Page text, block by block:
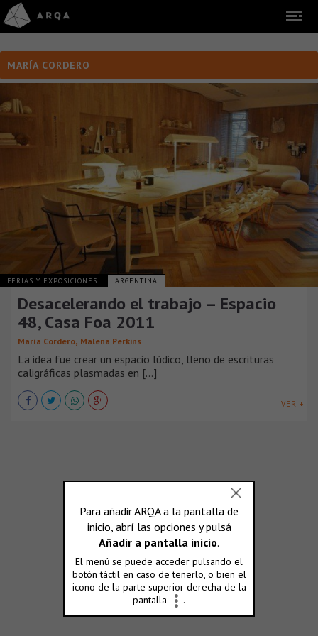
MARÍA CORDERO
FERIAS Y EXPOSICIONES ARGENTINA
Desacelerando el trabajo – Espacio
48, Casa Foa 2011
María Cordero, Malena Perkins
La idea fue crear un espacio lúdico, lleno de escrituras
caligráficas plasmadas en [...]
VER +